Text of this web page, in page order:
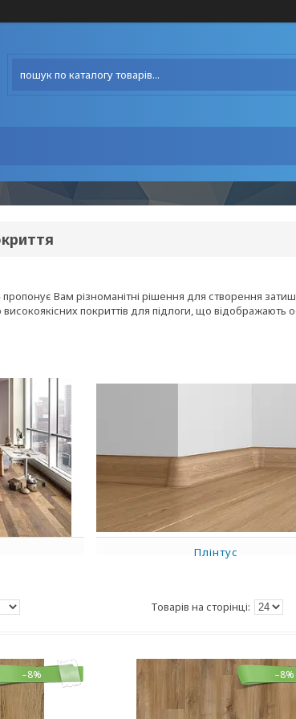
Вам різноманітні рішення для створення
покриттів для підлоги, що відображають
Плінтус
–8% –8%